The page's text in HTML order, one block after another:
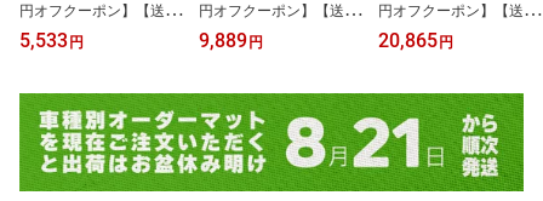
円オフクーポン】【送料
無料】『車中泊』段差解
消クッション インフレー
軽ワゴン ミニバン ハイ
エース ヴォクシー ステ
ップワゴン など対応 汎
用 空気でふくらむ アウ
トドア自動膨張 車中泊に
最適。
5,533円
円オフクーポン】【送料
無料】インフレーター 2
個セット『車中泊』段差
軽バン 軽ワゴン ミニバ
ン ハイエース ヴォクシ
ー ステップワゴン 対応
汎用 空気でふくらむ ア
ウトドア 自動膨張 車中
泊に。
9,889円
円オフクーポン】【送料
無料】インフレーター 4
個セット『車中泊』段差
軽バン 軽ワゴン ミニバ
ン ハイエース ヴォクシ
ー ステップワゴン 対応
汎用 空気でふくらむ ア
ウトドア自動膨張 車中泊
に。
20,865円